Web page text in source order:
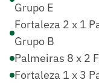
Grupo E
Fortaleza 2 x 1
Grupo B
Palmeiras 8 x 2
Fortaleza 1 x 3